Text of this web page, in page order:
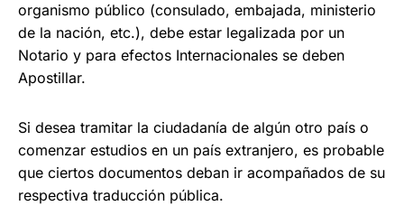
organismo público (consulado, embajada, ministerio
de la nación, etc.), debe estar legalizada por un
Notario y para efectos Internacionales se deben
Apostillar.
Si desea tramitar la ciudadanía de algún otro país o
comenzar estudios en un país extranjero, es probable
que ciertos documentos deban ir acompañados de su
respectiva traducción pública.